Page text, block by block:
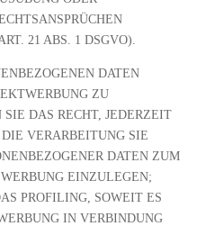
21 ABS. 1 DSGVO).
DATEN
ZU
DAS RECHT, JEDERZEIT
VERARBEITUNG SIE
DATEN ZUM
EINZULEGEN;
PROFILING, SOWEIT ES
IN VERBINDUNG